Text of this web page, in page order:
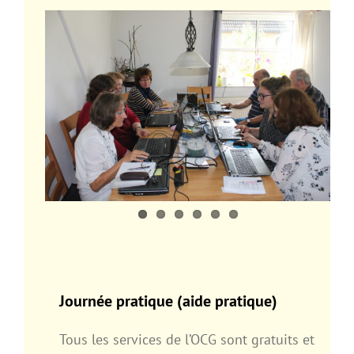
Journée pratique (aide pratique)
Tous les services de l’OCG sont gratuits et